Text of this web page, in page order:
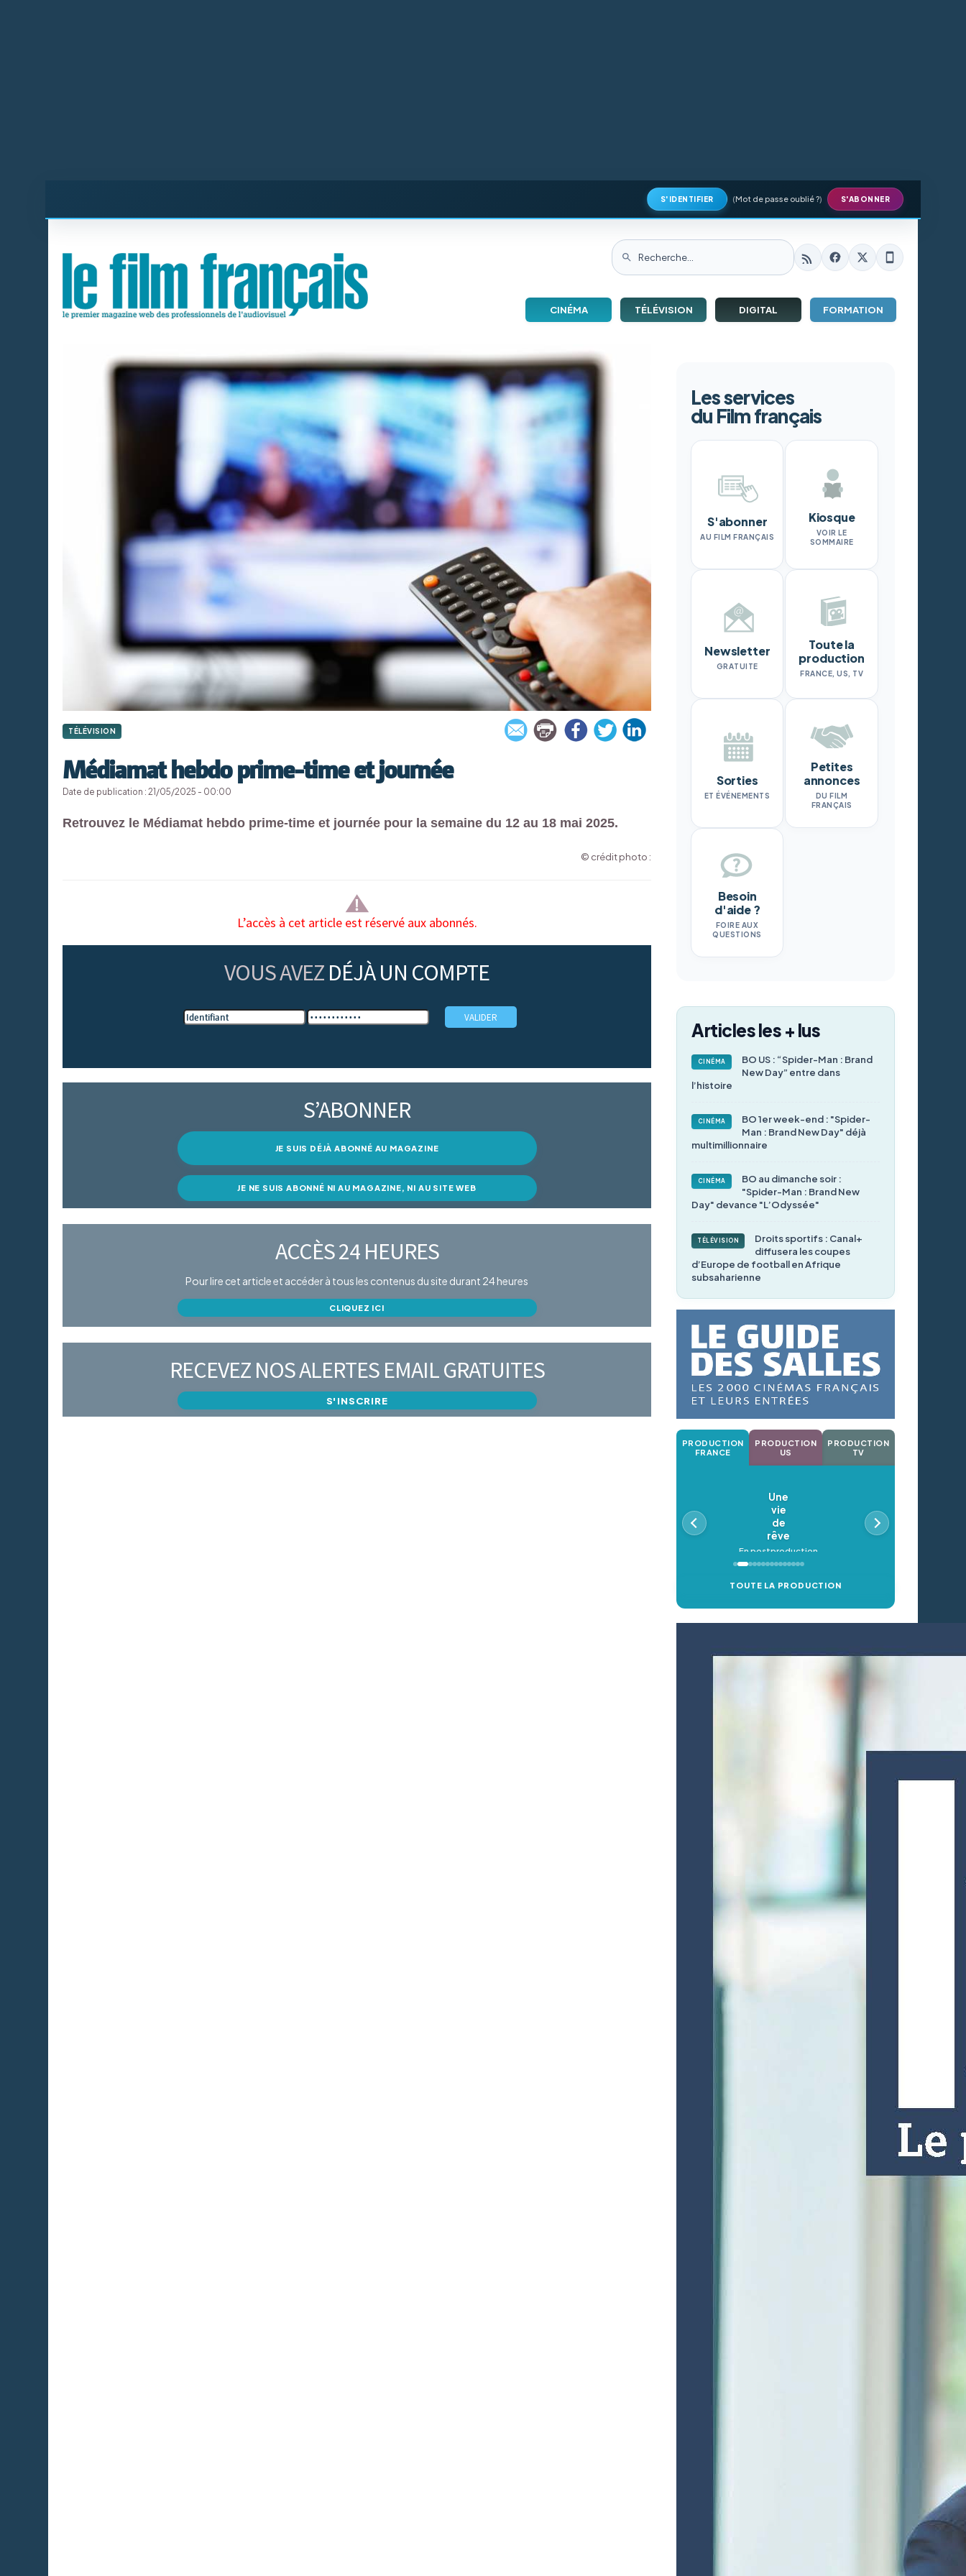
S'IDENTIFIER (Mot de passe oublié ?) S'ABONNER
CINÉMA TÉLÉVISION DIGITAL FORMATION
TÉLÉVISION
Médiamat hebdo prime-time et journée
Date de publication : 21/05/2025 - 00:00
Retrouvez le Médiamat hebdo prime-time et journée pour la semaine du 12 au 18 mai 2025.
© crédit photo :
L’accès à cet article est réservé aux abonnés.
VOUS AVEZ DÉJÀ UN COMPTE
S’ABONNER
JE SUIS DÉJÀ ABONNÉ AU MAGAZINE
JE NE SUIS ABONNÉ NI AU MAGAZINE, NI AU SITE WEB
ACCÈS 24 HEURES
Pour lire cet article et accéder à tous les contenus du site durant 24 heures
CLIQUEZ ICI
RECEVEZ NOS ALERTES EMAIL GRATUITES
S'INSCRIRE
Les services
du Film français
S'abonner
AU FILM FRANÇAIS
Kiosque
VOIR LE
SOMMAIRE
Newsletter
GRATUITE
Toute la
production
FRANCE, US, TV
Sorties
ET ÉVÉNEMENTS
Petites
annonces
DU FILM
FRANÇAIS
Besoin
d'aide ?
FOIRE AUX
QUESTIONS
Articles les + lus
CINÉMA
BO US : “Spider-Man : Brand
New Day” entre dans
l’histoire
CINÉMA
BO 1er week-end : "Spider-
Man : Brand New Day" déjà
multimillionnaire
CINÉMA
BO au dimanche soir :
"Spider-Man : Brand New
Day" devance "L’Odyssée"
TÉLÉVISION
Droits sportifs : Canal+
diffusera les coupes
d’Europe de football en Afrique
subsaharienne
PRODUCTION
FRANCE
PRODUCTION
US
PRODUCTION
TV
Une
vie
de
rêve
En postproduction
TOUTE LA PRODUCTION